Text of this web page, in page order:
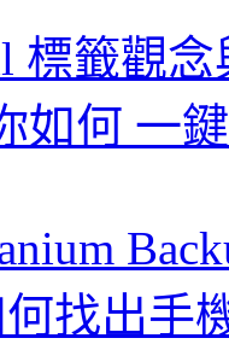
標籤觀
如何 一
找出手